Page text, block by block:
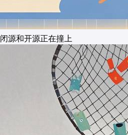
闭源和开源正在撞上